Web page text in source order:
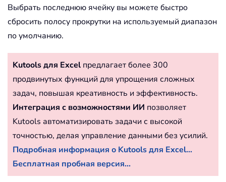
Выбрать последнюю ячейку вы можете быстро
сбросить полосу прокрутки на используемый диапазон
по умолчанию.
Kutools для Excel предлагает более 300
продвинутых функций для упрощения сложных
задач, повышая креативность и эффективность.
Интеграция с возможностями ИИ позволяет
Kutools автоматизировать задачи с высокой
точностью, делая управление данными без усилий.
Подробная информация о Kutools для Excel...
Бесплатная пробная версия...